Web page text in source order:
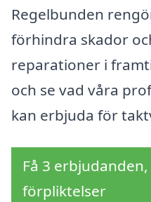
Regelbunden
förhindra skador
reparationer i
och se vad våra
kan erbjuda för
Få 3
förpliktelser